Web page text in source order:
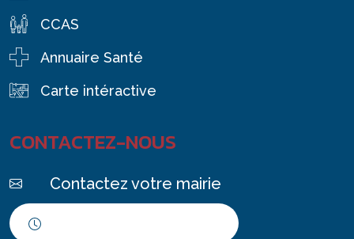
CCAS
Annuaire Santé
Carte intéractive
CONTACTEZ-NOUS
Contactez votre mairie